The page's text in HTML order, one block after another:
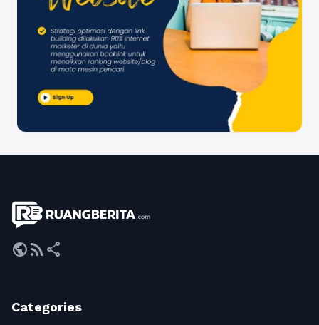
publicrss_feed share
Categories